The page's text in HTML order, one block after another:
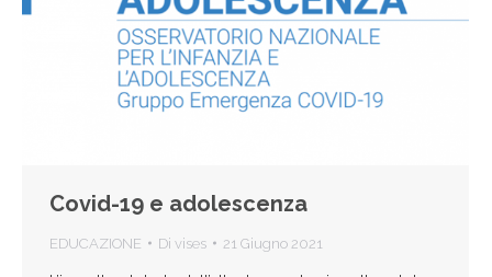
Covid-19 e adolescenza
EDUCAZIONE Di vises 21 Giugno 2021